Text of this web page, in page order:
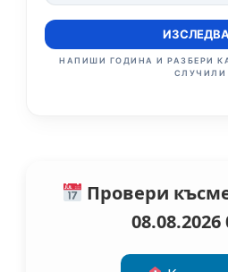
НАПИШИ ГОДИНА И РАЗБЕРИ
СЛУЧИЛИ
Провери
08.08.2026